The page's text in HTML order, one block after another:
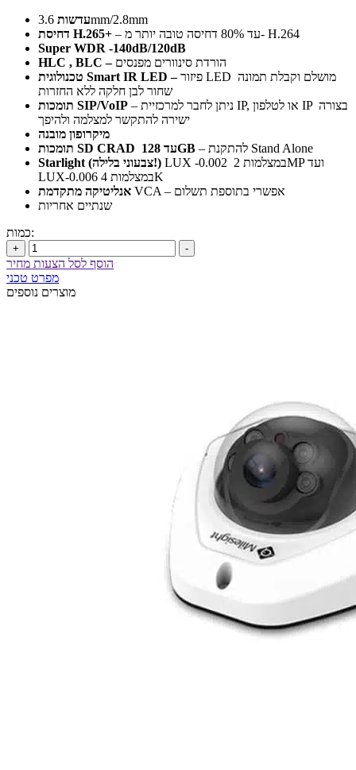
עדשות3.6mm/2.8mm
H.265+
– עד 80% דחיסה טובה יותר מ- H.264
Super WDR -140dB/120dB
HLC , BLC – הורדת סינוורים מפנסים
Smart IR LED –פיזור LED מושלם וקבלת תמונה
שחור לבן חלקה ללא החזרות
תומכות SIP/VoIP – ניתן לחבר למרכזיית IP, או לטלפון IP בצורה
ישירה להתקשר למצלמה ולהיפך
מיקרופון מובנה
SD CRAD עד128GB
– להתקנת Stand Alone
Starlight
(צבעוני בלילה!) LUX -0.002 במצלמות 2MP ועד
LUX-0.006 במצלמות 4K
אנליטיקה מתקדמת
VCA – אפשרי בתוספת תשלום
שנתיים אחריות
כמות:
+ -
הוסף לסל הצעות מחיר
מפרט טכני
מוצרים נוספים